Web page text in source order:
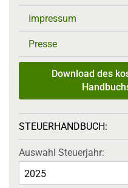
Impressum
Presse
Download des
STEUERHANDBUCH:
Auswahl Steuerjahr: